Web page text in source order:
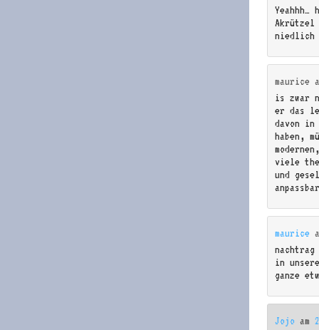
Akrützel
niedlich
maurice
is zwar
er das
davon
haben,
viele
und
maurice
in
ganze
Jojo am